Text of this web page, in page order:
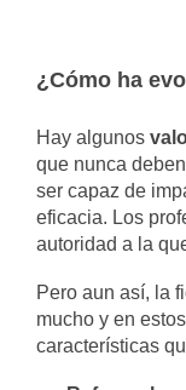
¿Cómo ha
Hay algunos
que nunca
ser capaz de
eficacia. Los
autoridad a la
Pero aun así, la
mucho y en
características